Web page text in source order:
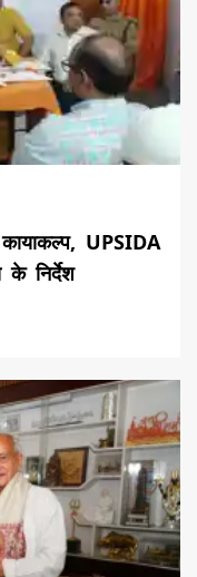
कायाकल्प, UPSIDA
के निर्देश